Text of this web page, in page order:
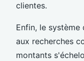
clientes.
Enfin, le système
aux recherches
montants